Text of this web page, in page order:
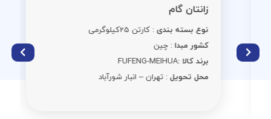
زانتان گام
نوع بسته بندی: کارتن 25کیلوگرمی
کشور مبدا: چین
برند کالا :FUFENG-MEIHUA
محل تحویل: تهران – انبار شورآباد